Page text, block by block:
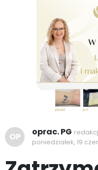
OP oprac. PG
poniedziałek, 19